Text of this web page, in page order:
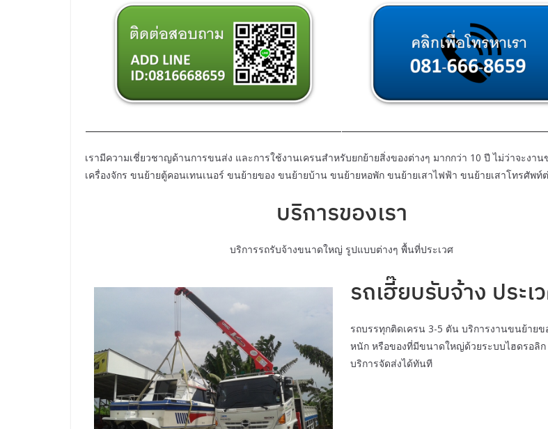
เรามีความเชี่ยวชาญด้านการขนส่ง และการใช้งานเครนสำหรับยกย้ายสิ่งของต่างๆ มากกว่า 10 ปี ไม่ว่าจะงาน
เครื่องจักร ขนย้ายตู้คอนเทนเนอร์ ขนย้ายของ ขนย้ายบ้าน ขนย้ายหอพัก ขนย้ายเสาไฟฟ้า ขนย้ายเสาโทรศัพท์
บริการของเรา
บริการรถรับจ้างขนาดใหญ่ รูปแบบต่างๆ พื้นที่ประเวศ
รถเฮี๊ยบรับจ้าง ประเ
รถบรรทุกติดเครน 3-5 ตัน บริการงานขนย้ายข
หนัก หรือของที่มีขนาดใหญ่ด้วยระบบไฮดรอลิก
บริการจัดส่งได้ทันที